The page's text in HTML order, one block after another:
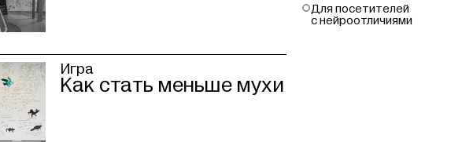
Для посетителей
с нейроотличиями
Игра
Как стать меньше мухи